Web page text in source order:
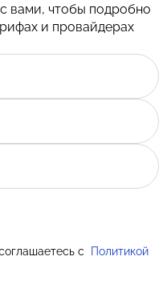
вами, чтобы подробно
и провайдерах
с
Политикой